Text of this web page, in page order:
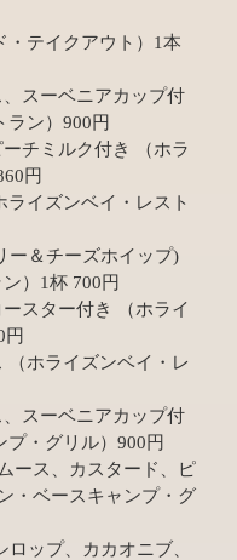
・テイクアウト）1本
スーベニアカップ付
ラン）900円
チミルク付き （ホラ
円
ライズンベイ・レスト
ー＆チーズホイップ)
）1杯 700円
スター付き （ホライ
円
（ホライズンベイ・レ
スーベニアカップ付
プ・グリル）900円
ース、カスタード、ピ
・ベースキャンプ・グ
ップ、カカオニブ、